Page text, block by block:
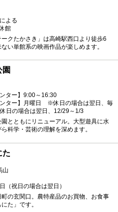
よる
館
クたかさき」は高崎駅西口より徒歩6
い単館系の映画作品が楽しめます。
園
ンター】9:00～16:30
ンター】月曜日 ※休日の場合は翌日、毎
日の場合は翌日、12/29～1/3
とともにリニューアル。大型遊具に水
科学・芸術の理解を深めます。
た
山
（祝日の場合は翌日）
の玄関口。農特産品のお買物、お食事
た」です。